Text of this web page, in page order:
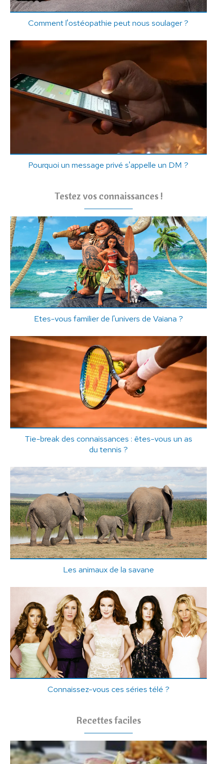
Comment l'ostéopathie peut nous soulager ?
Pourquoi un message privé s'appelle un DM ?
Testez vos connaissances !
Etes-vous familier de l'univers de Vaiana ?
Tie-break des connaissances : êtes-vous un as
du tennis ?
Les animaux de la savane
Connaissez-vous ces séries télé ?
Recettes faciles